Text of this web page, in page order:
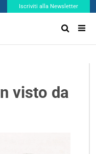
Iscriviti alla Newsletter
visto da